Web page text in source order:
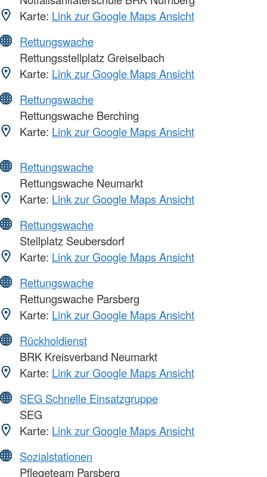
Karte: Link zur Google Maps Ansicht
Rettungswache
Rettungsstellplatz Greiselbach
Karte: Link zur Google Maps Ansicht
Rettungswache
Rettungswache Berching
Karte: Link zur Google Maps Ansicht
Rettungswache
Rettungswache Neumarkt
Karte: Link zur Google Maps Ansicht
Rettungswache
Stellplatz Seubersdorf
Karte: Link zur Google Maps Ansicht
Rettungswache
Rettungswache Parsberg
Karte: Link zur Google Maps Ansicht
Rückholdienst
BRK Kreisverband Neumarkt
Karte: Link zur Google Maps Ansicht
SEG Schnelle Einsatzgruppe
SEG
Karte: Link zur Google Maps Ansicht
Sozialstationen
Pflegeteam Parsberg